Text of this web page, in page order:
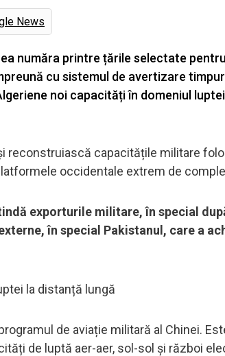
News
număra printre țările selectate
cu sistemul de avertizare
noi capacități în domeniul
reconstruiască capacitățile militare
occidentale extrem de
exporturile militare, în special
în special Pakistanul, care a
la distanță lungă
de aviație militară al Chinei.
de luptă aer-aer, sol-sol și război